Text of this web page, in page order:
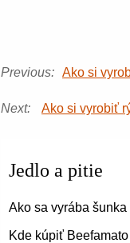
Previous: Ako si
Next: Ako si vyrobiť
Jedlo a pitie
Ako sa vyrába
Kde kúpiť